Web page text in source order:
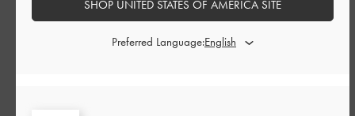
ので、リピート購入しました。
SHOP UNITED STATES OF AMERICA SITE
Preferred Language: